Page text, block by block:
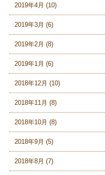
2019年4月 (10)
2019年3月 (6)
2019年2月 (8)
2019年1月 (6)
2018年12月 (10)
2018年11月 (8)
2018年10月 (8)
2018年9月 (5)
2018年8月 (7)